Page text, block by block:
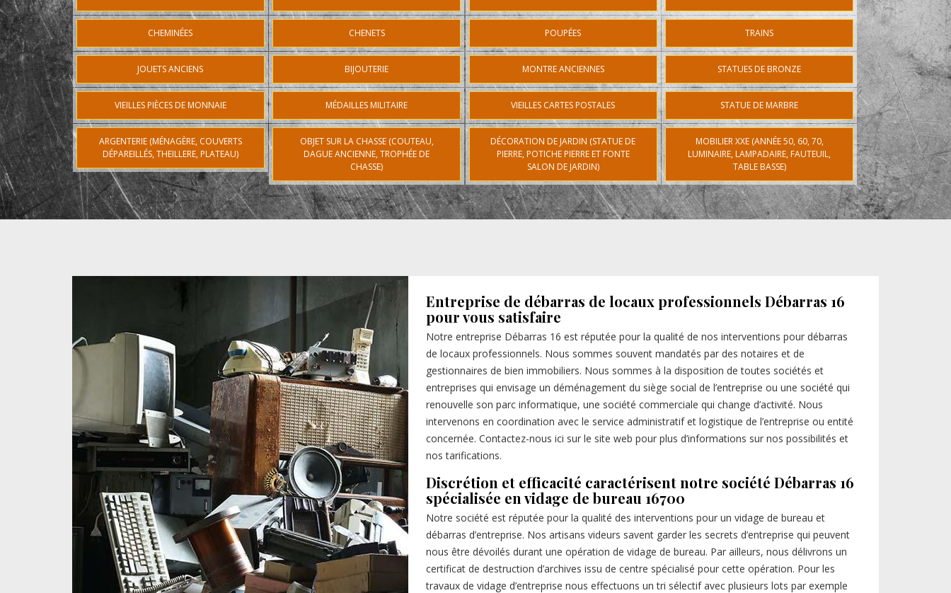
CHEMINÉES CHENETS POUPÉES TRAINS
JOUETS ANCIENS BIJOUTERIE MONTRE ANCIENNES STATUES DE BRONZE
VIEILLES PIÈCES DE MONNAIE MÉDAILLES MILITAIRE VIEILLES CARTES POSTALES STATUE DE MARBRE
ARGENTERIE (MÉNAGÈRE, COUVERTS
DÉPAREILLÉS, THEILLERE, PLATEAU)
OBJET SUR LA CHASSE (COUTEAU,
DAGUE ANCIENNE, TROPHÉE DE
CHASSE)
DÉCORATION DE JARDIN (STATUE DE
PIERRE, POTICHE PIERRE ET FONTE
SALON DE JARDIN)
MOBILIER XXE (ANNÉE 50, 60, 70,
LUMINAIRE, LAMPADAIRE, FAUTEUIL,
TABLE BASSE)
Entreprise de débarras de locaux professionnels Débarras 16
pour vous satisfaire
Notre entreprise Débarras 16 est réputée pour la qualité de nos interventions pour débarras
de locaux professionnels. Nous sommes souvent mandatés par des notaires et de
gestionnaires de bien immobiliers. Nous sommes à la disposition de toutes sociétés et
entreprises qui envisage un déménagement du siège social de l’entreprise ou une société qui
renouvelle son parc informatique, une société commerciale qui change d’activité. Nous
intervenons en coordination avec le service administratif et logistique de l’entreprise ou entité
concernée. Contactez-nous ici sur le site web pour plus d’informations sur nos possibilités et
nos tarifications.
Discrétion et efficacité caractérisent notre société Débarras 16
spécialisée en vidage de bureau 16700
Notre société est réputée pour la qualité des interventions pour un vidage de bureau et
débarras d’entreprise. Nos artisans videurs savent garder les secrets d’entreprise qui peuvent
nous être dévoilés durant une opération de vidage de bureau. Par ailleurs, nous délivrons un
certificat de destruction d’archives issu de centre spécialisé pour cette opération. Pour les
travaux de vidage d’entreprise nous effectuons un tri sélectif avec plusieurs lots par exemple